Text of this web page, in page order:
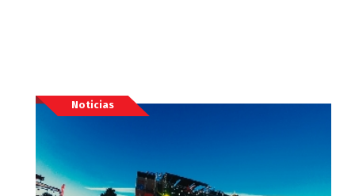
Noticias